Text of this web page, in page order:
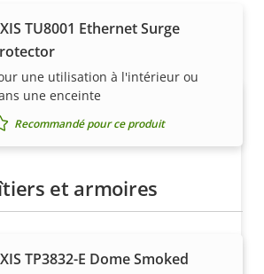
TU8001 Ethernet Surge
une utilisation à l'intérieur ou
une enceinte
Recommandé pour ce produit
et armoires
TP3832-E Dome Smoked
de confiance.